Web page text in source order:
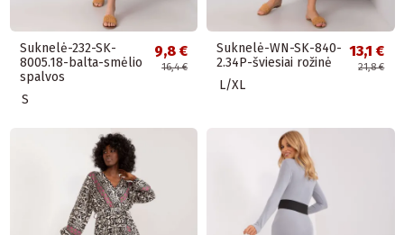
Suknelė-232-SK-
8005.18-balta-smėlio
spalvos
9,8 €
16,4 €
S
Suknelė-WN-SK-840-
2.34P-šviesiai rožinė
13,1 €
21,8 €
L/XL